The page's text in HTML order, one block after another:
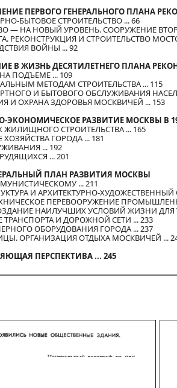
ПЕРВОГО ГЕНЕРАЛЬНОГО ПЛАНА
БЫТОВОЕ СТРОИТЕЛЬСТВО ... 66
— НА НОВЫЙ УРОВЕНЬ. СООРУЖЕНИЕ
РЕКОНСТРУКЦИЯ И СТРОИТЕЛЬСТВО
ВОЙНЫ ... 92
В ЖИЗНЬ ДЕСЯТИЛЕТНЕГО ПЛАНА
ПОДЪЕМЕ ... 109
МЕТОДАМ СТРОИТЕЛЬСТВА ... 115
И БЫТОВОГО ОБСЛУЖИВАНИЯ
И ОХРАНА ЗДОРОВЬЯ МОСКВИЧЕЙ ... 153
ЭКОНОМИЧЕСКОЕ РАЗВИТИЕ МОСКВЫ В
СТРОИТЕЛЬСТВА ... 165
ГОРОДА ... 181
... 192
... 201
ПЛАН РАЗВИТИЯ МОСКВЫ
... 211
И АРХИТЕКТУРНО-ХУДОЖЕСТВЕННЫЙ
ПЕРЕВООРУЖЕНИЕ
НАИЛУЧШИХ УСЛОВИЙ ЖИЗНИ ДЛЯ
И ДОРОЖНОЙ СЕТИ ... 233
ОБОРУДОВАНИЯ ГОРОДА ... 237
ОРГАНИЗАЦИЯ ОТДЫХА МОСКВИЧЕЙ ...
ПЕРСПЕКТИВА ... 245